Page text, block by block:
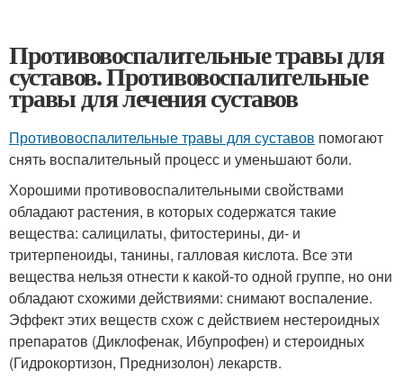
Противовоспалительные травы для
суставов. Противовоспалительные
травы для лечения суставов
Противовоспалительные травы для суставов помогают
снять воспалительный процесс и уменьшают боли.
Хорошими противовоспалительными свойствами
обладают растения, в которых содержатся такие
вещества: салицилаты, фитостерины, ди- и
тритерпеноиды, танины, галловая кислота. Все эти
вещества нельзя отнести к какой-то одной группе, но они
обладают схожими действиями: снимают воспаление.
Эффект этих веществ схож с действием нестероидных
препаратов (Диклофенак, Ибупрофен) и стероидных
(Гидрокортизон, Преднизолон) лекарств.